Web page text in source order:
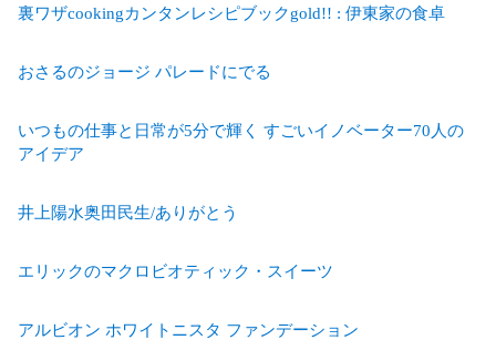
裏ワザcookingカンタンレシピブックgold!! : 伊東家の食卓
おさるのジョージ パレードにでる
いつもの仕事と日常が5分で輝く すごいイノベーター70人の
アイデア
井上陽水奥田民生/ありがとう
エリックのマクロビオティック・スイーツ
アルビオン ホワイトニスタ ファンデーション